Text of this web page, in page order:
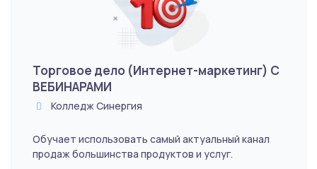
Торговое дело (Интернет-маркетинг) С
ВЕБИНАРАМИ
Колледж Синергия
Обучает использовать самый актуальный канал
продаж большинства продуктов и услуг.